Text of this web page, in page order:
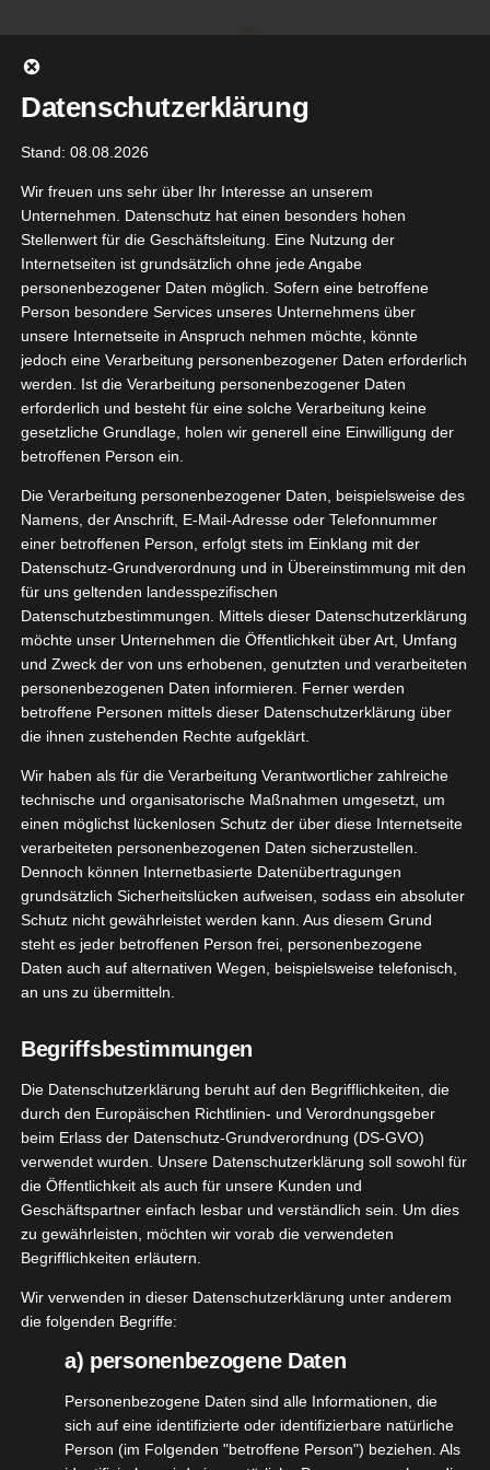
springen
Gehe zu ...
02, 2024
Air
Black
Plus
Gadgets &
Haushalt
Leifheit Air Board Black Plus
Februar 4, 2024 | Alltagshelfer,Gadgets & Technik,Haushalt,
Produktvorstellungen
15
06, 2022
Test
& Technik
Lifestyle
Avondo MOMOSTICK Test
Produktvorstellungen
Weiterlesen
21
10, 2021
True
& Technik
Sennheiser CX Plus True Wireless
Oktober 21, 2021 Gadgets & Technik Produktvorstellungen
Weiterlesen
Datenschutzerklärung
Stand: 08.08.2026
Wir freuen uns sehr über Ihr Interesse an unserem
Unternehmen. Datenschutz hat einen besonders hohen
Stellenwert für die Geschäftsleitung. Eine Nutzung der
Internetseiten ist grundsätzlich ohne jede Angabe
personenbezogener Daten möglich. Sofern eine betroffene
Person besondere Services unseres Unternehmens über
unsere Internetseite in Anspruch nehmen möchte, könnte
jedoch eine Verarbeitung personenbezogener Daten erforderlich
werden. Ist die Verarbeitung personenbezogener Daten
erforderlich und besteht für eine solche Verarbeitung keine
gesetzliche Grundlage, holen wir generell eine Einwilligung der
betroffenen Person ein.
Die Verarbeitung personenbezogener Daten, beispielsweise des
Namens, der Anschrift, E-Mail-Adresse oder Telefonnummer
einer betroffenen Person, erfolgt stets im Einklang mit der
Datenschutz-Grundverordnung und in Übereinstimmung mit den
für uns geltenden landesspezifischen
Datenschutzbestimmungen. Mittels dieser Datenschutzerklärung
möchte unser Unternehmen die Öffentlichkeit über Art, Umfang
und Zweck der von uns erhobenen, genutzten und verarbeiteten
personenbezogenen Daten informieren. Ferner werden
betroffene Personen mittels dieser Datenschutzerklärung über
die ihnen zustehenden Rechte aufgeklärt.
Wir haben als für die Verarbeitung Verantwortlicher zahlreiche
technische und organisatorische Maßnahmen umgesetzt, um
einen möglichst lückenlosen Schutz der über diese Internetseite
verarbeiteten personenbezogenen Daten sicherzustellen.
Dennoch können Internetbasierte Datenübertragungen
grundsätzlich Sicherheitslücken aufweisen, sodass ein absoluter
Schutz nicht gewährleistet werden kann. Aus diesem Grund
steht es jeder betroffenen Person frei, personenbezogene
Daten auch auf alternativen Wegen, beispielsweise telefonisch,
an uns zu übermitteln.
Begriffsbestimmungen
Die Datenschutzerklärung beruht auf den Begrifflichkeiten, die
durch den Europäischen Richtlinien- und Verordnungsgeber
beim Erlass der Datenschutz-Grundverordnung (DS-GVO)
verwendet wurden. Unsere Datenschutzerklärung soll sowohl für
die Öffentlichkeit als auch für unsere Kunden und
Geschäftspartner einfach lesbar und verständlich sein. Um dies
zu gewährleisten, möchten wir vorab die verwendeten
Begrifflichkeiten erläutern.
Wir verwenden in dieser Datenschutzerklärung unter anderem
die folgenden Begriffe:
a) personenbezogene Daten
Personenbezogene Daten sind alle Informationen, die
sich auf eine identifizierte oder identifizierbare natürliche
Person (im Folgenden "betroffene Person") beziehen. Als